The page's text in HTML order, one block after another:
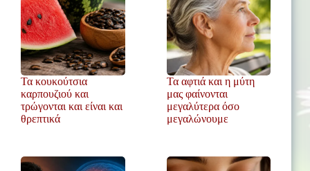
Τα κουκούτσια
καρπουζιού και
τρώγονται και είναι και
θρεπτικά
Τα αφτιά και η μύτη
μας φαίνονται
μεγαλύτερα όσο
μεγαλώνουμε